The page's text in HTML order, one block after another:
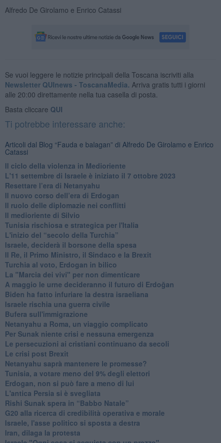
Alfredo De Girolamo e Enrico Catassi
Se vuoi leggere le notizie principali della Toscana iscriviti alla
Newsletter QUInews - ToscanaMedia. Arriva gratis tutti i giorni
alle 20:00 direttamente nella tua casella di posta.
Basta cliccare QUI
Ti potrebbe interessare anche:
Articoli dal Blog “Fauda e balagan” di Alfredo De Girolamo e Enrico
Catassi
Il ciclo della violenza in Medioriente
L'11 settembre di Israele è iniziato il 7 ottobre 2023
Resettare l’era di Netanyahu
​Il nuovo corso dell’era di Erdogan
Il ruolo delle diplomazie nei conflitti
Il medioriente di Silvio
Tunisia rischiosa e strategica per l'Italia
L'inizio del “secolo della Turchia”
Israele, deciderà il borsone della spesa
Il Re, il Primo Ministro, il Sindaco e la Brexit
Turchia al voto, Erdogan in bilico
La "Marcia dei vivi" per non dimenticare
A maggio le urne decideranno il futuro di Erdoğan
Biden ha fatto infuriare la destra israeliana
Israele rischia una guerra civile
Bufera sull'immigrazione
Netanyahu a Roma, un viaggio complicato
Per Sunak niente crisi e nessuna emergenza
Le persecuzioni ai cristiani continuano da secoli
Le crisi post Brexit
Netanyahu saprà mantenere le promesse?
Tunisia, a votare meno del 9% degli elettori
Erdogan, non si può fare a meno di lui
L'antica Persia si è svegliata
Rishi Sunak spera in “Babbo Natale”
G20 alla ricerca di credibilità operativa e morale
Israele, l'asse politico si sposta a destra
Iran, dilaga la protesta